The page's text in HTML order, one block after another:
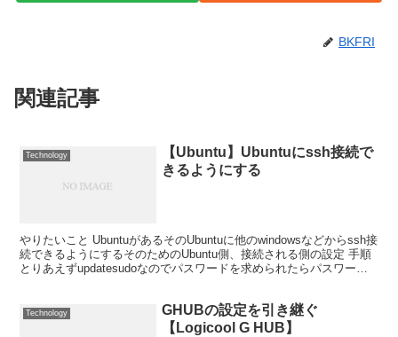
BKFRI
関連記事
Technology
【Ubuntu】Ubuntuにssh接続で
きるようにする
やりたいこと UbuntuがあるそのUbuntuに他のwindowsなどからssh接
続できるようにするそのためのUbuntu側、接続される側の設定 手順
とりあえずupdatesudoなのでパスワードを求められたらパスワード
Technology
GHUBの設定を引き継ぐ
【Logicool G HUB】